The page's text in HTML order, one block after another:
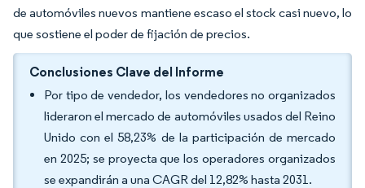
de automóviles nuevos mantiene escaso el stock casi nuevo, lo
que sostiene el poder de fijación de precios.
Conclusiones Clave del Informe
Por tipo de vendedor, los vendedores no organizados
lideraron el mercado de automóviles usados del Reino
Unido con el 58,23% de la participación de mercado
en 2025; se proyecta que los operadores organizados
se expandirán a una CAGR del 12,82% hasta 2031.